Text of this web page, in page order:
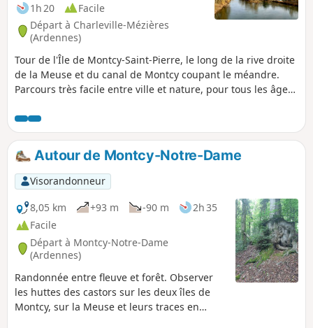
1h 20
Facile
Départ à Charleville-Mézières
(Ardennes)
Tour de l'Île de Montcy-Saint-Pierre, le long de la rive droite
de la Meuse et du canal de Montcy coupant le méandre.
Parcours très facile entre ville et nature, pour tous les âges.
l'évasion y trouveront leur bonheur. Nombreux points
d'observation de la faune peuplant la Meuse et plusieurs
points de vue sur Charleville-Mézières et les environs.
Autour de Montcy-Notre-Dame
Visorandonneur
8,05 km
+93 m -90 m
2h 35
Facile
Départ à Montcy-Notre-Dame
(Ardennes)
Randonnée entre fleuve et forêt. Observer
les huttes des castors sur les deux îles de
Montcy, sur la Meuse et leurs traces en